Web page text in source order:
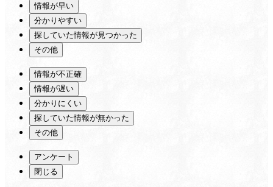
情報が早い
分かりやすい
探していた情報が見つかった
その他
情報が不正確
情報が遅い
分かりにくい
探していた情報が無かった
その他
アンケート
閉じる